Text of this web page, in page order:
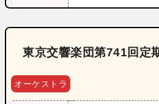
東京交響楽団第741回定
オーケストラ